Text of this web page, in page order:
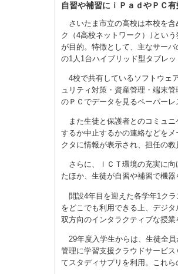
自習や補習にｉＰａｄやＰＣ有
さいたま市立の高校は本校を
ク（4高校ネットワーク）｣とい
が目的。特徴として、主なサー
の1人1台ハイブリッド型タブレ
4校で共有しているソフトウェ
ュリティ対策・資産管理・端末
のＰＣでデータを見るペーパーレ
また生徒と保護者とのコミュ
するか中止するかの連絡などを
クタに情報が表示され、担任の教
さらに、ＩＣＴ環境の充実に
たほか、生徒が自習や補習で機
開設4年目を迎えた各学年1ク
をどこでも利用できる上、デジ
双方向のインタラクティブな授業
29年度入学生からは、生徒全
管理に学習支援クラウドサービ
てスタディサプリを利用。これ